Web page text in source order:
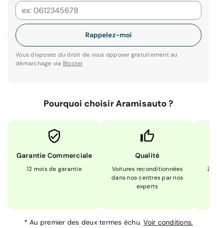
Rappelez-moi
Vous disposez du droit de vous opposer gratuitement au
démarchage via Bloctel
Pourquoi choisir Aramisauto ?
Garantie Commerciale
12 mois de garantie
Qualité
Voitures reconditionnées
dans nos centres par nos
experts
*Au premier des deux termes échu.Voir conditions.